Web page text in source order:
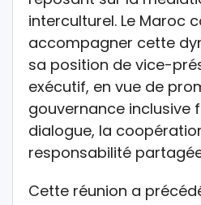
interculturel. Le Maroc
accompagner cette
sa position de vice-
exécutif, en vue de
gouvernance inclusive
dialogue, la
responsabilité
Cette réunion a